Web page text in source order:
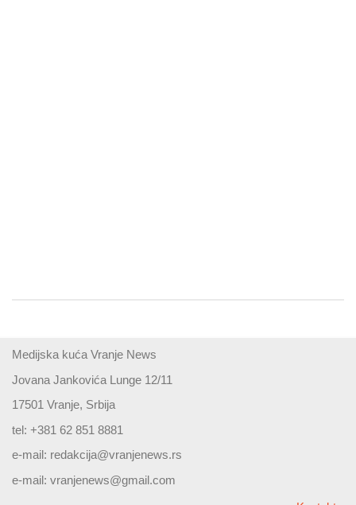
Medijska kuća Vranje News
Jovana Jankovića Lunge 12/11
17501 Vranje, Srbija
tel: +381 62 851 8881
e-mail: redakcija@vranjenews.rs
e-mail: vranjenews@gmail.com